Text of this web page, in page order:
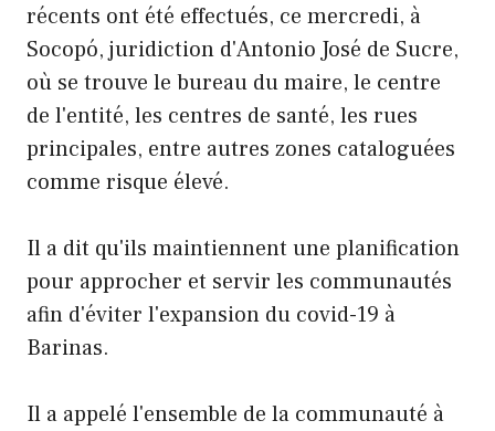
récents ont été effectués, ce mercredi, à
Socopó, juridiction d'Antonio José de Sucre,
où se trouve le bureau du maire, le centre
de l'entité, les centres de santé, les rues
principales, entre autres zones cataloguées
comme risque élevé.
Il a dit qu'ils maintiennent une planification
pour approcher et servir les communautés
afin d'éviter l'expansion du covid-19 à
Barinas.
Il a appelé l'ensemble de la communauté à